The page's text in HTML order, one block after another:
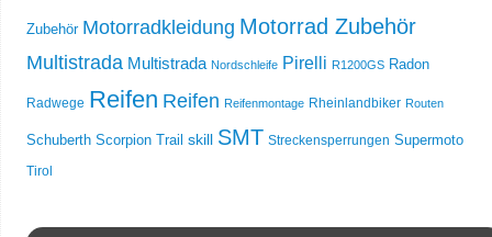
Zubehör Motorradkleidung Motorrad Zubehör
Multistrada Multistrada Nordschleife Pirelli R1200GS Radon
Radwege Reifen Reifen Reifenmontage Rheinlandbiker Routen
Schuberth Scorpion Trail skill SMT Streckensperrungen Supermoto
Tirol